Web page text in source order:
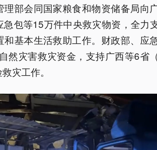
理部会同国家粮食和物资储备局向
包等15万件中央救灾物资，全力
基本生活救助工作。财政部、应
然灾害救灾资金，支持广西等6省
灾工作。